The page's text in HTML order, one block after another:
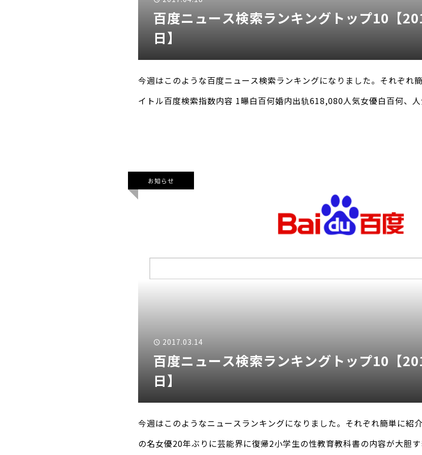
百度ニュース検索ランキングトップ10【
日】
今週はこのような百度ニュース検索ランキングになりました。それぞれ
イトル百度検索指数内容 1曝白百何婚内出轨618,080人気女優白百何、
お知らせ
2017.03.14
百度ニュース検索ランキングトップ10【
日】
今週はこのようなニュースランキングになりました。それぞれ簡単に紹
の名女優20年ぶりに芸能界に復帰2小学生の性教育教科書の内容が大胆